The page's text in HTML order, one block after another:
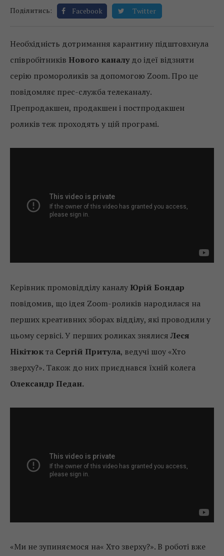
Поділитись: Facebook Twitter
Необхідність дотримання карантину підштовхнула
співробітників Нового каналудо ідеї відзняти
серію промороликів за допомогою Zoom. Про це
повідомляє прес-служба телеканалу.
Препродакшен, продакшен і постпродакшен
роликів теж проходять у цій програмі.
Керівник промовідділу каналу Юрій Бондар
повідомив, що ідея Zoom-роликів народилася на
перших креативних зборах відділу, які проводили у
цьому сервісі. У перших роликах знялисяЛеся
Нікітюкта Сергій Притула, ведучі шоу «Хто
зверху?». Також до них приєднався їхній колега
Олександр Педан.
«Ми не зупиняємося на« Хто зверху?». В роботі вже